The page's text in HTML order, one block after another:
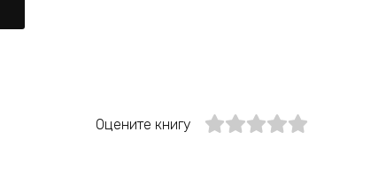
Оцените книгу